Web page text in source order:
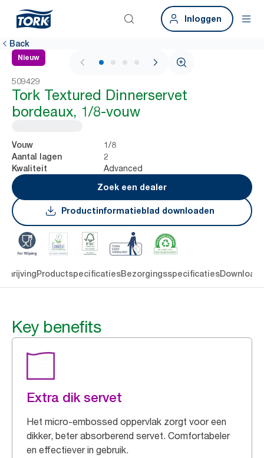
Inloggen
Back
Nieuw
1 / 4
509429
Tork Textured Dinnerservet
bordeaux, 1/8-vouw
Vouw 1/8
Aantal lagen 2
Kwaliteit
Advanced
Zoek een dealer
Productinformatieblad downloaden
ProductspecificatiesBezorgingsspecificaties
Key benefits
Extra dik servet
Het micro-embossed oppervlak zorgt voor een
dikker, beter absorberend servet. Comfortabeler
en effectiever in gebruik.